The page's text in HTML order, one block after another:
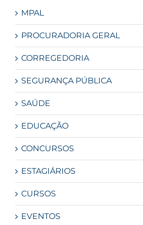
MPAL
PROCURADORIA GERAL
CORREGEDORIA
SEGURANÇA PÚBLICA
SAÚDE
EDUCAÇÃO
CONCURSOS
ESTAGIÁRIOS
CURSOS
EVENTOS